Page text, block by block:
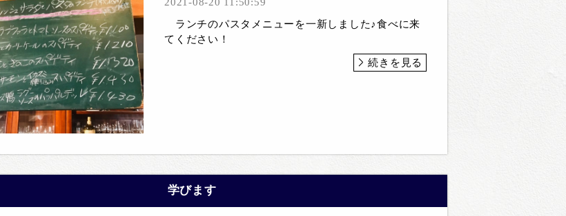
ランチのパスタメニューを一新しました♪食べに来
てください！
続きを見る
学びます